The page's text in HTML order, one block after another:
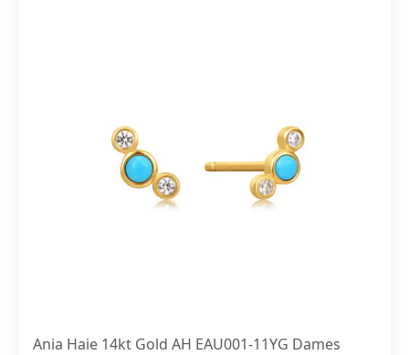
Ania Haie 14kt Gold AH EAU001-11YG Dames